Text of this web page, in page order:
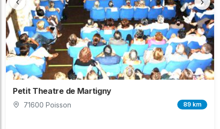
Petit Theatre de Martigny
71600 Poisson 89 km